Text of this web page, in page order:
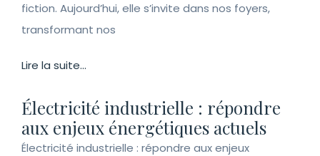
fiction. Aujourd’hui, elle s’invite dans nos foyers,
transformant nos
Lire la suite...
Électricité industrielle : répondre
aux enjeux énergétiques actuels
Électricité industrielle : répondre aux enjeux